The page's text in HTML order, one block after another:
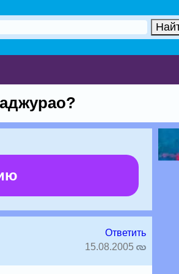
Ответить
15.08.2005